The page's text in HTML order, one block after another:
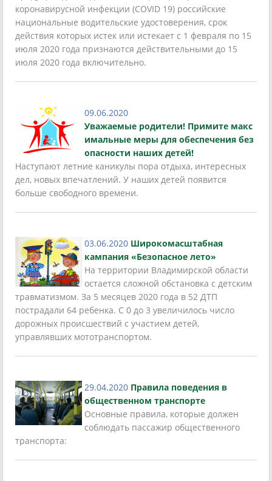
коронавирусной инфекции (COVID 19) российские
национальные водительские удостоверения, срок
действия которых истек или истекает с 1 февраля по 15
июля 2020 года признаются действительными до 15
июля 2020 года включительно.
09.06.2020
Уважаемые родители! Примите макс
имальные меры для обеспечения без
опасности наших детей!
Наступают летние каникулы пора отдыха, интересных
дел, новых впечатлений. У наших детей появится
больше свободного времени.
03.06.2020 Широкомасштабная
кампания «Безопасное лето»
На территории Владимирской области
остается сложной обстановка с детским
травматизмом. За 5 месяцев 2020 года в 52 ДТП
пострадали 64 ребенка. С 0 до 3 увеличилось число
дорожных происшествий с участием детей,
управлявших мототранспортом.
29.04.2020 Правила поведения в
общественном транспорте
Основные правила, которые должен
соблюдать пассажир общественного
транспорта: